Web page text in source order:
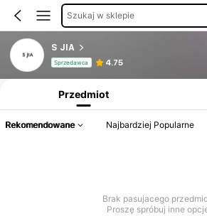
Szukaj w sklepie
S JIA
Sprzedawca 4.75
Przedmiot
Rekomendowane Najbardziej Popularne
Brak pasujacego
Proszę spróbuj inne